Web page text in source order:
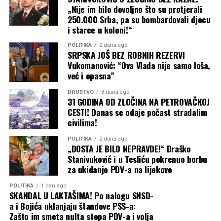
„Nije im bilo dovoljno što su protjerali
250.000 Srba, pa su bombardovali djecu
i starce u koloni!“
POLITIKA 2 dana ago
SRPSKA JOŠ BEZ ROBNIH REZERVI
Vukomanović: “Ova Vlada nije samo loša,
već i opasna”
DRUŠTVO 3 dana ago
31 GODINA OD ZLOČINA NA PETROVAČKOJ
CESTI! Danas se odaje počast stradalim
civilima!
POLITIKA 2 dana ago
„DOSTA JE BILO NEPRAVDE!“ Draško
Stanivuković i u Tesliću pokrenuo borbu
za ukidanje PDV-a na lijekove
POLITIKA 1 dan ago
SKANDAL U LAKTAŠIMA! Po nalogu SNSD-
a i Bojića uklanjaju štandove PSS-a:
Zašto im smeta nulta stopa PDV-a i volja